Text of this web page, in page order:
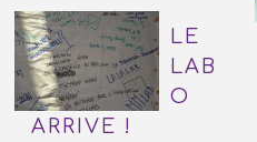
LE
LAB
O
ARRIVE !